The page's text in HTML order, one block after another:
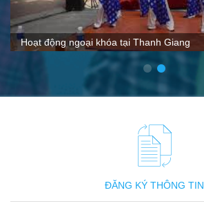
VTC nói gì về Thanh Giang
ĐĂNG KÝ THÔNG TIN